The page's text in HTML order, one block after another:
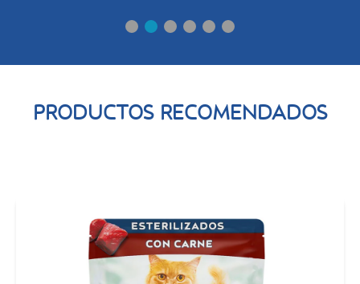
PRODUCTOS RECOMENDADOS